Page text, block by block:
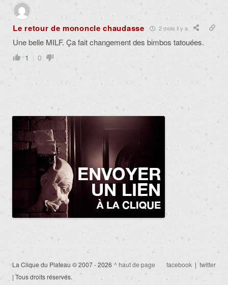
Le retour de mononcle chaudasse 2 mois il y a
Une belle MILF. Ça fait changement des bimbos tatouées.
1 0
La Clique du Plateau © 2007 - 2026
| Tous droits réservés.
^ haut de page facebook | twitter